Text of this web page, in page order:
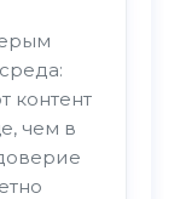
контент
чем в